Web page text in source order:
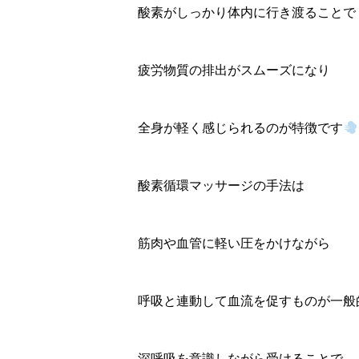
酸素がしっかり体内に行き渡ることで
疲労物質の排出がスムーズになり
全身が軽く感じられるのが特徴です
酸素循環マッサージの手法は
筋肉や血管に軽い圧をかけながら
呼吸と連動して血流を促すものが一